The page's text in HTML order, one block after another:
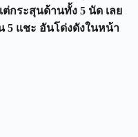
กระสุนด้านทั้ง 5 นัด เลย
5 แชะ อันโด่งดังในหน้า